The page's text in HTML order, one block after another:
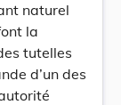
naturel
la
tutelles
d’un des